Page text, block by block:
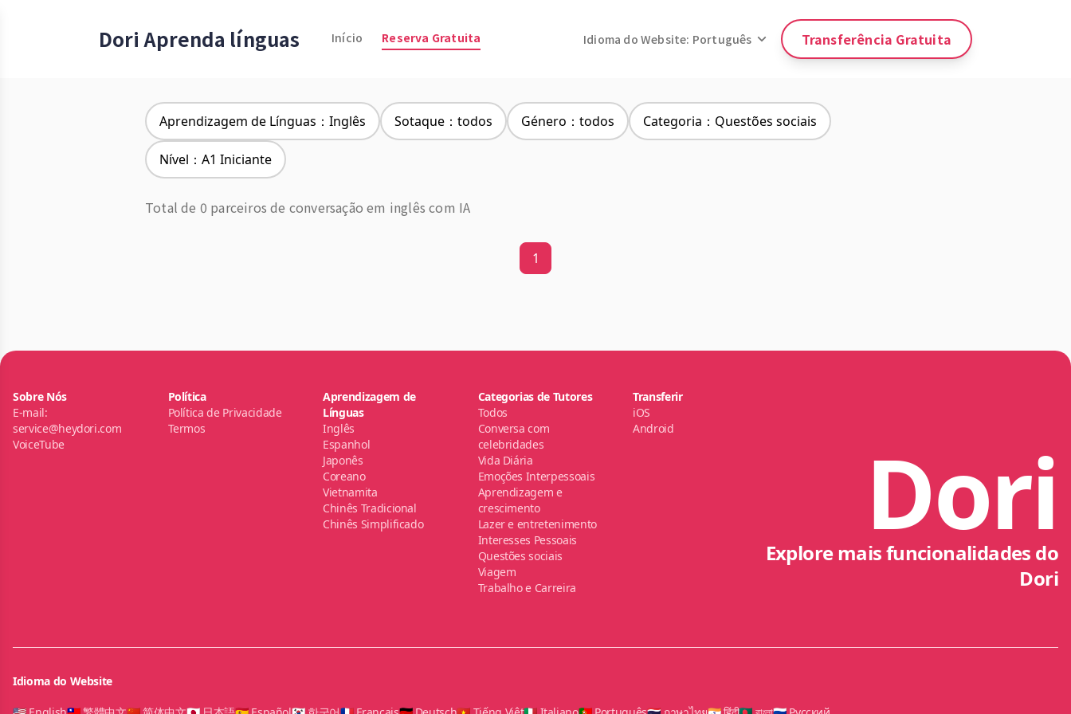
Dori Aprenda línguas Início Reserva Gratuita Idioma do Website: Português Transferência Gratuita
Aprendizagem de Línguas：Inglês Sotaque：todos Género：todos Categoria：Questões sociais
Nível：A1 Iniciante
Total de 0 parceiros de conversação em inglês com IA
1
Sobre Nós
E-mail:
service@heydori.com
VoiceTube
Política
Política de Privacidade
Termos
Aprendizagem de
Línguas
Inglês
Espanhol
Japonês
Coreano
Vietnamita
Chinês Tradicional
Chinês Simplificado
Categorias de Tutores
Todos
Conversa com
celebridades
Vida Diária
Emoções Interpessoais
Aprendizagem e
crescimento
Lazer e entretenimento
Interesses Pessoais
Questões sociais
Viagem
Trabalho e Carreira
Transferir
iOS
Android
Dori
Explore mais funcionalidades do
Dori
Idioma do Website